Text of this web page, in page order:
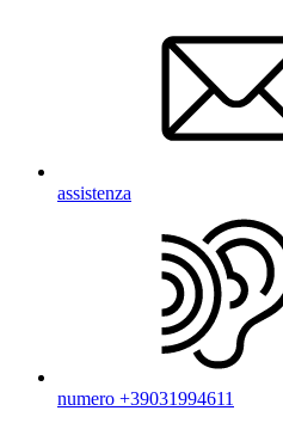
assistenza
numero +39031994611